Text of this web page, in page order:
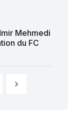
Mehmedi
du FC